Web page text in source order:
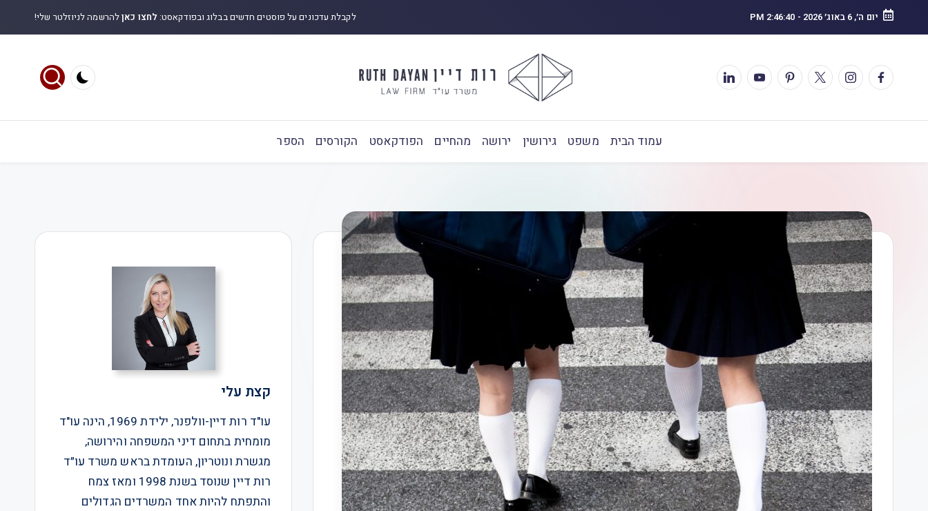
יום ה׳, 6 באוג׳ 2026 -
2:46:41 PM לקבלת עדכונים על פוסטים חדשים בבלוג ובפודקאסט: לחצו כאןלהרשמה לניוזלטר שלי!
עמוד הבית משפט גירושין ירושה מהחיים הפודקאסט הקורסים הספר
קצת עלי
עו"ד רות דיין-וולפנר, ילידת 1969, הינה עו"ד
מומחית בתחום דיני המשפחה והירושה,
מגשרת ונוטריון, העומדת בראש משרד עו״ד
רות דיין שנוסד בשנת 1998 ומאז צמח
והתפתח להיות אחד המשרדים הגדולים